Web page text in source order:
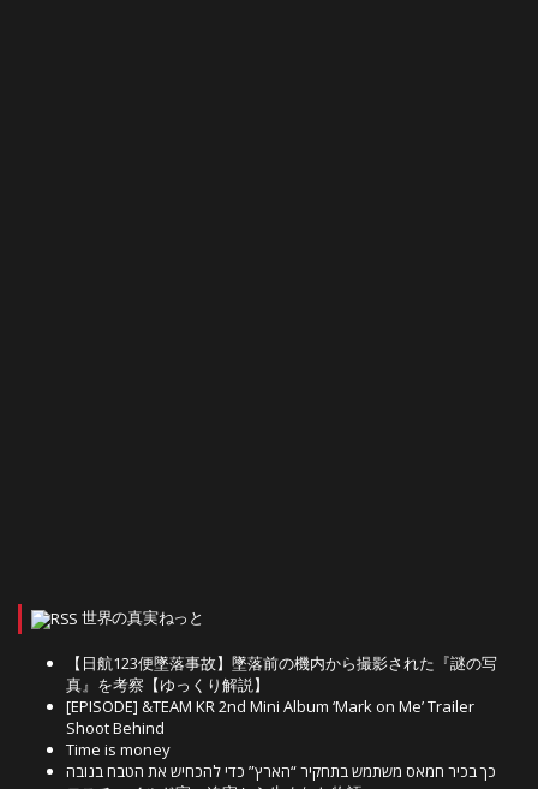
世界の真実ねっと
【日航123便墜落事故】墜落前の機内から撮影された『謎の写
真』を考察【ゆっくり解説】
[EPISODE] &TEAM KR 2nd Mini Album ‘Mark on Me’ Trailer
Shoot Behind
Time is money
כך בכיר חמאס משתמש בתחקיר “הארץ” כדי להכחיש את הטבח בנובה